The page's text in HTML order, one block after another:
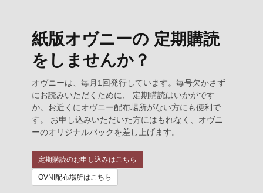
紙版オヴニーの 定期購読
をしませんか？
オヴニーは、毎月1回発行しています。毎号欠かさず
にお読みいただくために、 定期購読はいかがです
か。お近くにオヴニー配布場所がない方にも便利で
す。 お申し込みいただいた方にはもれなく、オヴニ
ーのオリジナルバックを差し上げます。
定期購読のお申し込みはこちら
OVNI配布場所はこちら